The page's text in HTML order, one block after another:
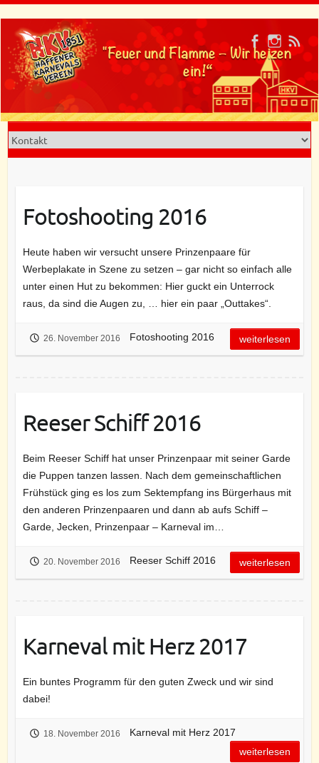
content
"Feuer und Flamme – Wir heizen
ein!“
Fotoshooting 2016
Heute haben wir versucht unsere Prinzenpaare für
Werbeplakate in Szene zu setzen – gar nicht so einfach alle
unter einen Hut zu bekommen: Hier guckt ein Unterrock
raus, da sind die Augen zu, … hier ein paar „Outtakes“.
26. November 2016 Fotoshooting 2016 weiterlesen
Reeser Schiff 2016
Beim Reeser Schiff hat unser Prinzenpaar mit seiner Garde
die Puppen tanzen lassen. Nach dem gemeinschaftlichen
Frühstück ging es los zum Sektempfang ins Bürgerhaus mit
den anderen Prinzenpaaren und dann ab aufs Schiff –
Garde, Jecken, Prinzenpaar – Karneval im…
20. November 2016 Reeser Schiff 2016 weiterlesen
Karneval mit Herz 2017
Ein buntes Programm für den guten Zweck und wir sind
dabei!
18. November 2016
Karneval mit Herz 2017
weiterlesen